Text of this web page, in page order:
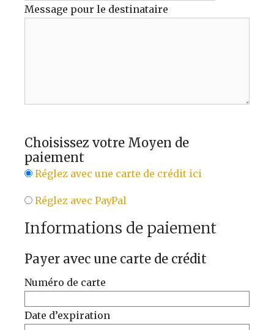
Message pour le destinataire
Choisissez votre Moyen de
paiement
Réglez avec une carte de crédit ici
Réglez avec PayPal
Informations de paiement
Payer avec une carte de crédit
Numéro de carte
Date d’expiration